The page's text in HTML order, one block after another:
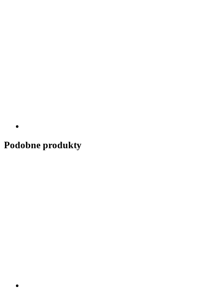
Podobne produkty